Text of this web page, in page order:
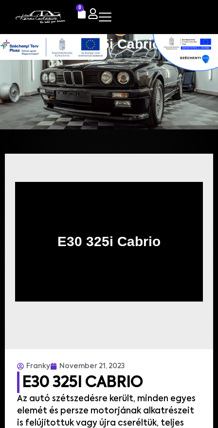
0
E30 325i Cabrio
E30 325i Cabrio
Franky November 21, 2023
E30 325I CABRIO
Az autó szétszedésre került, minden egyes
elemét és persze motorjának alkatrészeit
is felújítottuk vagy újra cseréltük, teljes